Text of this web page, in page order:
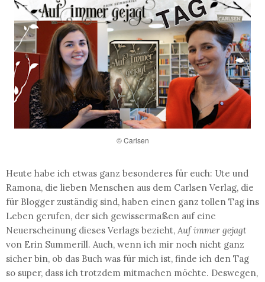
© Carlsen
Heute habe ich etwas ganz besonderes für euch: Ute und
Ramona, die lieben Menschen aus dem Carlsen Verlag, die
für Blogger zuständig sind, haben einen ganz tollen Tag ins
Leben gerufen, der sich gewissermaßen auf eine
Neuerscheinung dieses Verlags bezieht, Auf immer gejagt
von Erin Summerill. Auch, wenn ich mir noch nicht ganz
sicher bin, ob das Buch was für mich ist, finde ich den Tag
so super, dass ich trotzdem mitmachen möchte. Deswegen,